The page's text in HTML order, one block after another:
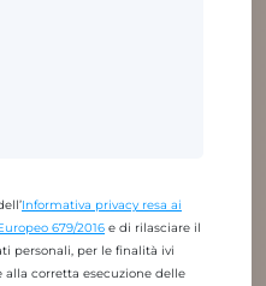
Informativa privacy resa ai
679/2016 e di rilasciare il
personali, per le finalità ivi
corretta esecuzione delle